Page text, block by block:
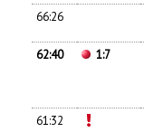
66:26
62:40 1:7
61:32